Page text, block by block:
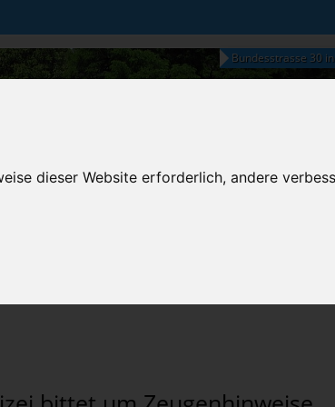
dieser Website erforderlich, andere
Bundesstrasse 30